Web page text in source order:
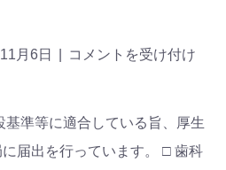
月6日
コメントを受け付け
準等に適合している旨、厚生
届出を行っています。 □ 歯科